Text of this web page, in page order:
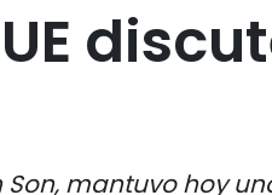
Son, mantuvo hoy